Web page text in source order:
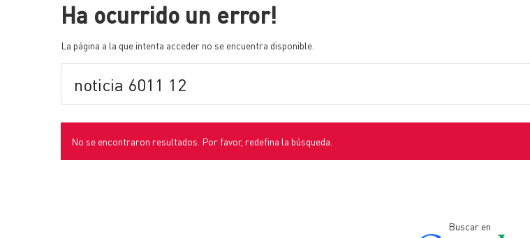
Ha ocurrido un error!
La página a la que intenta acceder no se encuentra disponible.
No se encontraron resultados. Por favor, redefina la búsqueda.
Buscar en